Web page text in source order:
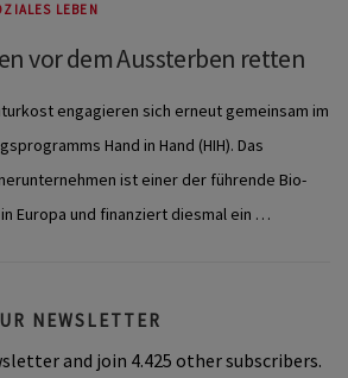
LEBEN
vor dem Aussterben retten
engagieren sich erneut gemeinsam im
Hand in Hand (HIH). Das
ist einer der führende Bio-
Europa und finanziert diesmal ein …
NEWSLETTER
and join 4.425 other subscribers.